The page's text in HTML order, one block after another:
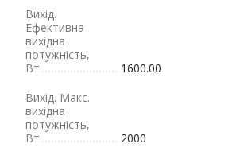
Вихід.
Ефективна
вихідна
потужність,
Вт
1600.00
Вихід. Макс.
вихідна
потужність,
Вт
2000